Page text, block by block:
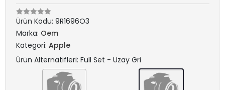
Ürün Kodu: 9R1696O3
Marka: Oem
Kategori: Apple
Ürün Alternatifleri: Full Set - Uzay Gri